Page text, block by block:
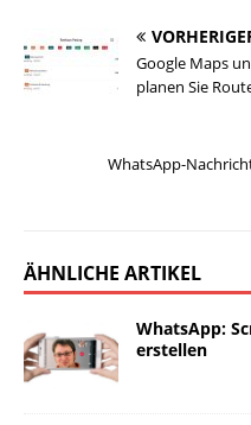
Google Maps
planen Sie
WhatsApp-
ÄHNLICHE ARTIKEL
WhatsApp:
erstellen